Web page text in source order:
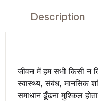
Description
जीवन में हम सभी किसी न
स्वास्थ्य, संबंध, मानसिक
समाधान ढूँढना मुश्किल